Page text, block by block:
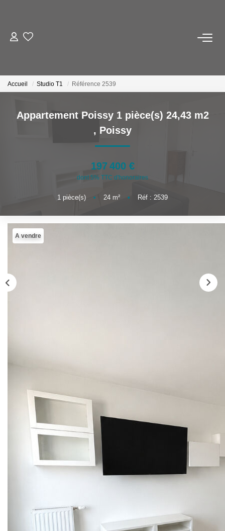
Louer
FAIRE GÉRER
INVESTISSEURS
Accueil Studio T1 Référence 2539
Appartement Poissy 1 pièce(s) 24,43 m2
, Poissy
197 400 €
dont 5% TTC d'honoraires
1 pièce(s) • 24 m² • Réf : 2539
A vendre
Description
Réf : 2539
Poissy. Au 4 ème et dernier étage d'une résidence de 2020
avec ascenseur, studio très lumineux de 24 m² environ,
offrant une agréable pièce de vie avec coin cuisine équipée,
s'ouvrant sur une terrasse de 6 m² sans vis-à-vis ainsi
sous-sol complète ce bien. Vous apprécierez son
emplacement privilégié, à seulement 2 minutes à pied de la
gare, du RER et des écoles, la proximité du centre ville et